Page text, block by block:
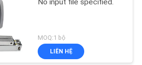
No input file specified.
MOQ:1 bộ
LIÊN HỆ